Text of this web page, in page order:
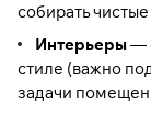
собирать
Интерьеры —
стиле (важно
задачи